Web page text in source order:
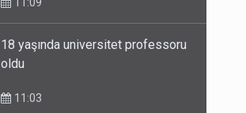
18 yaşında universitet professoru